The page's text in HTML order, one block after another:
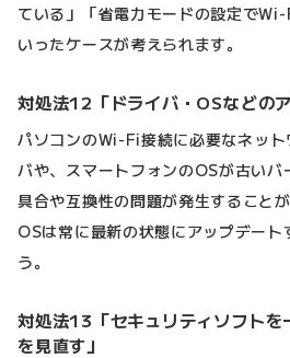
ている」「省電力モードの設定で
いったケースが考えられます。
対処法12「ドライバ・OSなどの
パソコンのWi-Fi接続に必要なネッ
バや、スマートフォンのOSが古い
具合や互換性の問題が発生すること
OSは常に最新の状態にアップデート
う。
対処法13「セキュリティソフトを
を見直す」